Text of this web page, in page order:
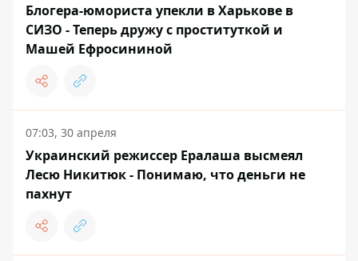
Блогера-юмориста упекли в Харькове в
СИЗО - Теперь дружу с проституткой и
Машей Ефросининой
07:03, 30 апреля
Украинский режиссер Ералаша высмеял
Лесю Никитюк - Понимаю, что деньги не
пахнут